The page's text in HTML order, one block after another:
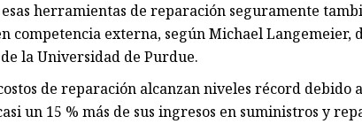
esas herramientas de reparación seguramente
competencia externa, según Michael Langemeier,
la Universidad de Purdue.
de reparación alcanzan niveles récord debido
un 15 % más de sus ingresos en suministros y